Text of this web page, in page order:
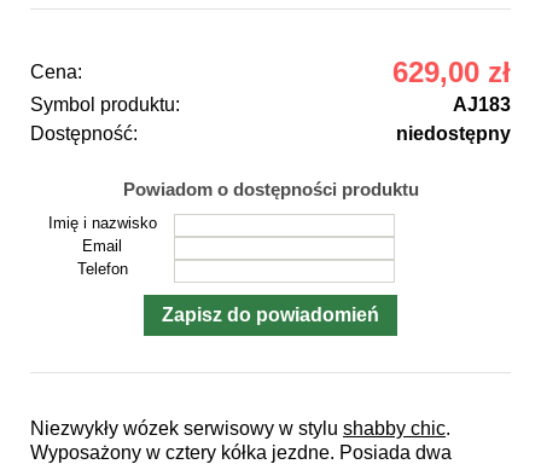
Niezwykły wózek serwisowy w stylu shabby chic.
Wyposażony w cztery kółka jezdne. Posiada dwa
Cena: 629,00 zł
Symbol produktu:
AJ183
Dostępność:
niedostępny
Powiadom o dostępności produktu
Imię i nazwisko
Email
Telefon